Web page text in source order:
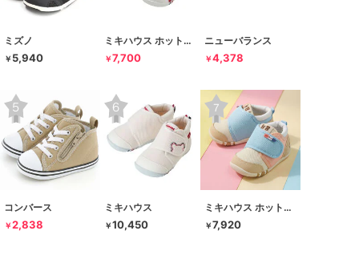
ミズノ
￥ 5,940
ミキハウス ホットビスケッツ
￥7,700
ニューバランス
￥4,378
コンバース
￥2,838
ミキハウス
￥10,450
ミキハウス ホットビスケッツ
￥7,920